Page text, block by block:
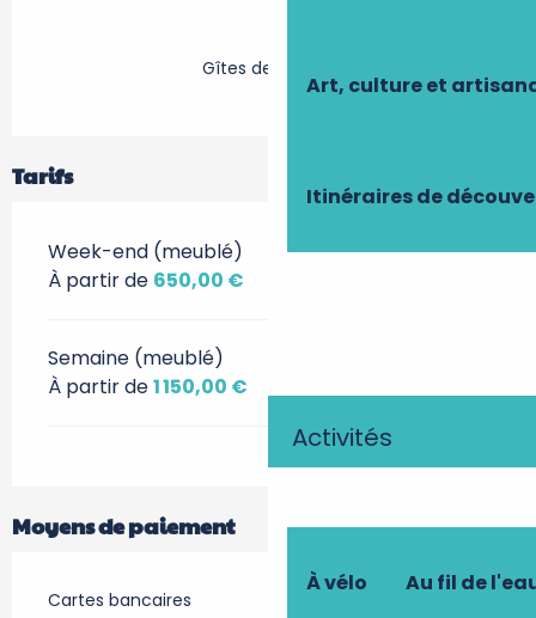
Art, culture et
Itinéraires de
Activités
À vélo Au fil de
Gîtes de France
Tarifs
Week-end (meublé)
À partir de 650,00 €
Semaine (meublé)
À partir de1 150,00 €
Moyens de paiement
Cartes bancaires